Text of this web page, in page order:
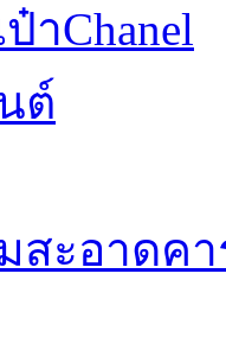
าChanel
ต์
สะอาดค